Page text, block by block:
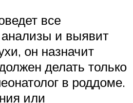
все
и выявит
он назначит
делать только
в роддоме.
или